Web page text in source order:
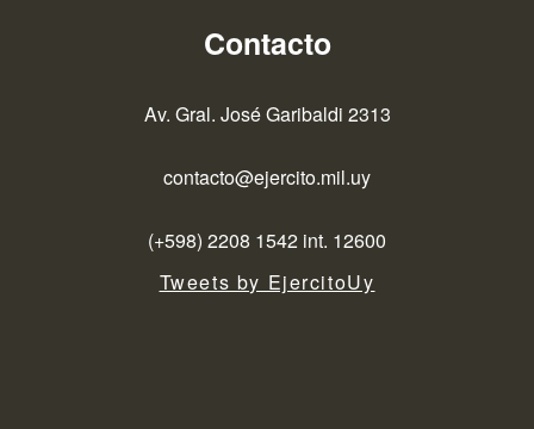
Contacto
Av. Gral. José Garibaldi 2313
contacto@ejercito.mil.uy
(+598) 2208 1542 int. 12600
Tweets by EjercitoUy